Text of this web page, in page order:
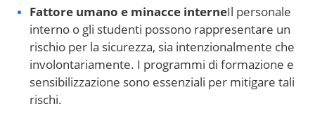
Fattore umano e minacce interneIl personale
interno o gli studenti possono rappresentare un
rischio per la sicurezza, sia intenzionalmente che
involontariamente. I programmi di formazione e
sensibilizzazione sono essenziali per mitigare tali
rischi.